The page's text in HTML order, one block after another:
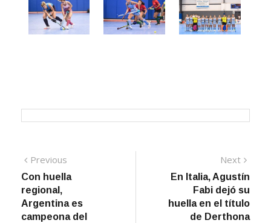
Navegación
de
entradas
Previous
post:
Con huella
regional,
Argentina es
campeona del
Next
En Italia, Agustín
Fabi dejó su
huella en el título
de Derthona